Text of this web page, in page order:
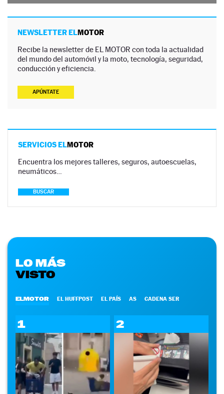
NEWSLETTER ELMOTOR
Recibe la newsletter de EL MOTOR con toda la actualidad
del mundo del automóvil y la moto, tecnología, seguridad,
conducción y eficiencia.
APÚNTATE
SERVICIOS ELMOTOR
Encuentra los mejores talleres, seguros, autoescuelas,
neumáticos…
BUSCAR
LO MÁS
VISTO
ELMOTOR EL HUFFPOST EL PAÍS AS CADENA SER
1 2